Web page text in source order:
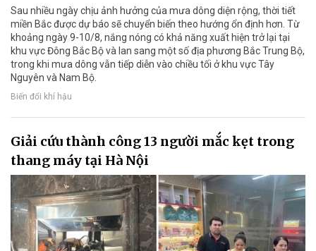
Sau nhiều ngày chịu ảnh hưởng của mưa dông diện rộng, thời tiết
miền Bắc được dự báo sẽ chuyển biến theo hướng ổn định hơn. Từ
khoảng ngày 9-10/8, nắng nóng có khả năng xuất hiện trở lại tại
khu vực Đông Bắc Bộ và lan sang một số địa phương Bắc Trung Bộ,
trong khi mưa dông vẫn tiếp diễn vào chiều tối ở khu vực Tây
Nguyên và Nam Bộ.
Biến đổi khí hậu
Giải cứu thành công 13 người mắc kẹt trong
thang máy tại Hà Nội